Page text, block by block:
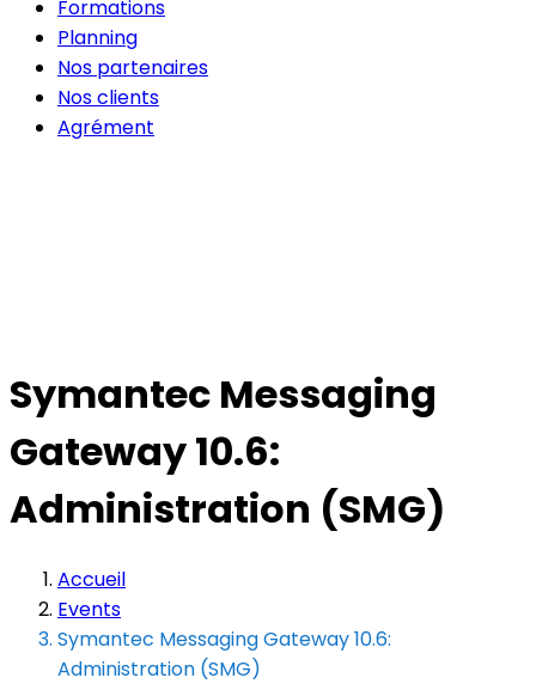
Formations
Planning
Nos partenaires
Nos clients
Agrément
Symantec Messaging
Gateway 10.6:
Administration (SMG)
Accueil
Events
Symantec Messaging Gateway 10.6:
Administration (SMG)